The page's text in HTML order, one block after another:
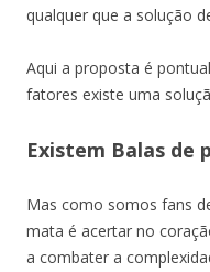
qualquer que a solução
Aqui a proposta é
fatores existe uma
Existem Balas de
Mas como somos fans
mata é acertar no
a combater a